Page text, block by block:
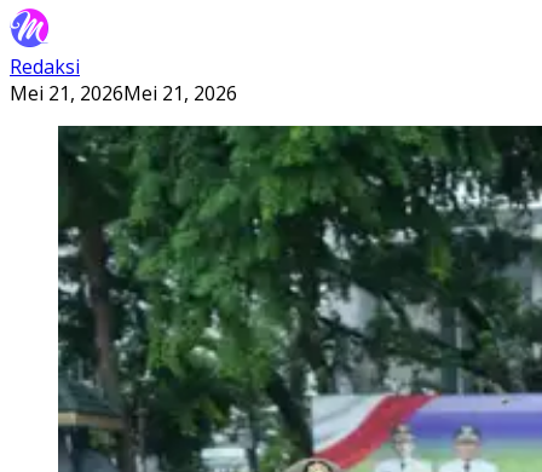
Redaksi
Mei 21, 2026Mei 21, 2026